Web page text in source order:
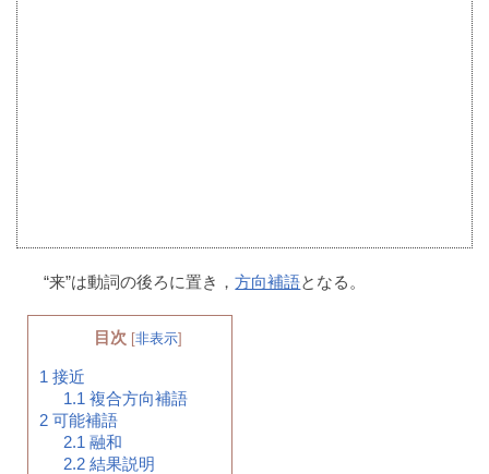
“来”は動詞の後ろに置き，方向補語となる。
目次 [非表示]
1 接近
1.1 複合方向補語
2 可能補語
2.1 融和
2.2結果説明